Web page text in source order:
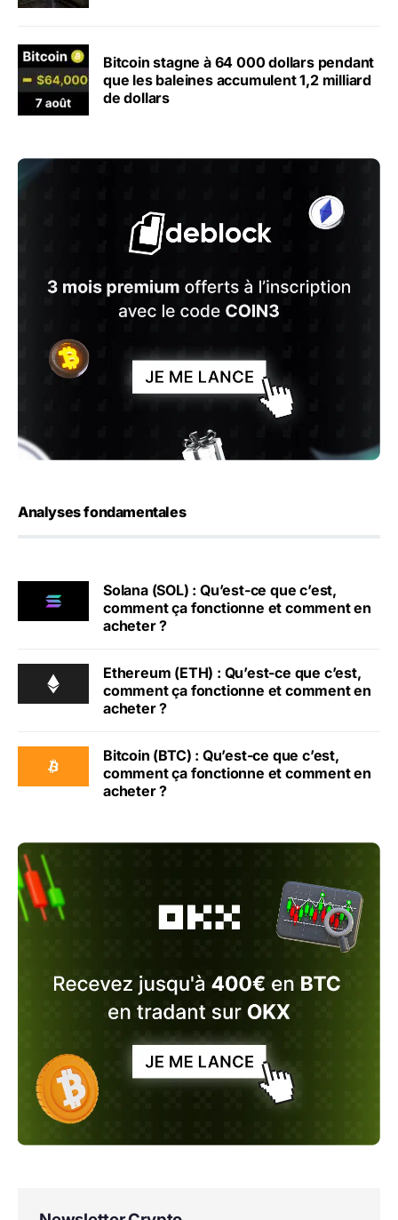
Bitcoin stagne à 64 000 dollars pendant
que les baleines accumulent 1,2 milliard
de dollars
Analyses fondamentales
Solana (SOL) : Qu’est-ce que c’est,
comment ça fonctionne et comment en
acheter ?
Ethereum (ETH) : Qu’est-ce que c’est,
comment ça fonctionne et comment en
acheter ?
Bitcoin (BTC) : Qu’est-ce que c’est,
comment ça fonctionne et comment en
acheter ?